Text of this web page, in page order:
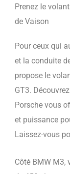
Prenez le
de Vaison
Pour ceux qui
et la conduite
propose le
GT3.
Porsche vous
et puissance
Laissez-vous
Côté BMW M3,